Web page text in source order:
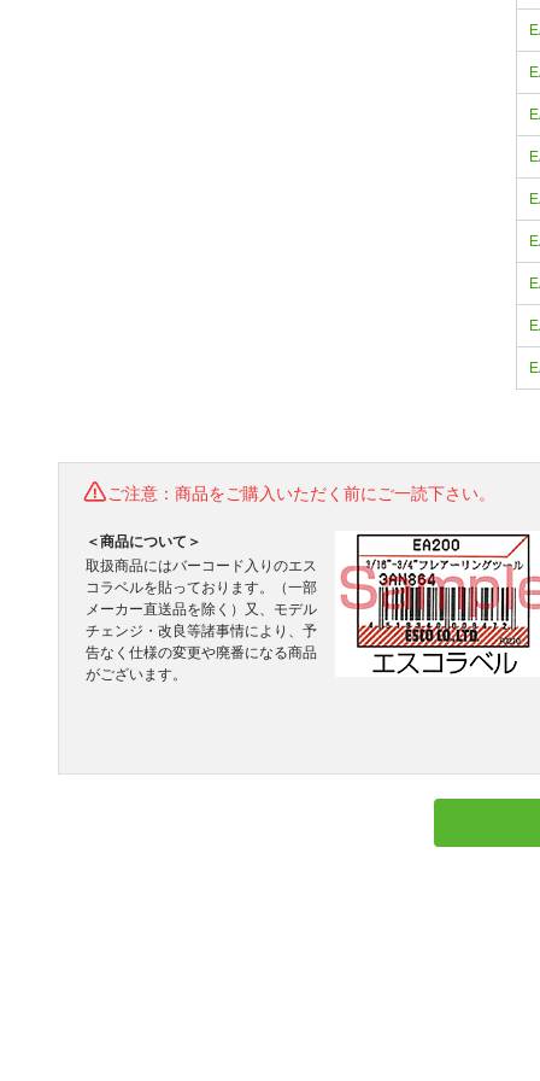
ご注意：商品をご購入いただく前にご一読下さい。
＜商品について＞
取扱商品にはバーコード入りのエス
コラベルを貼っております。（一部
メーカー直送品を除く）又、モデル
チェンジ・改良等諸事情により、予
告なく仕様の変更や廃番になる商品
がございます。